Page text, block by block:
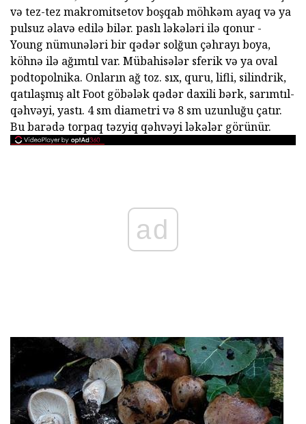
və tez-tez makromitsetov boşqab möhkəm ayaq və ya
pulsuz əlavə edilə bilər. paslı ləkələri ilə qonur -
Young nümunələri bir qədər solğun çəhrayı boya,
köhnə ilə ağımtıl var. Mübahisələr sferik və ya oval
podtopolnika. Onların ağ toz. sıx, quru, lifli, silindrik,
qatılaşmış alt Foot göbələk qədər daxili bərk, sarımtıl-
qəhvəyi, yastı. 4 sm diametri və 8 sm uzunluğu çatır.
Bu barədə torpaq təzyiq qəhvəyi ləkələr görünür.
ad